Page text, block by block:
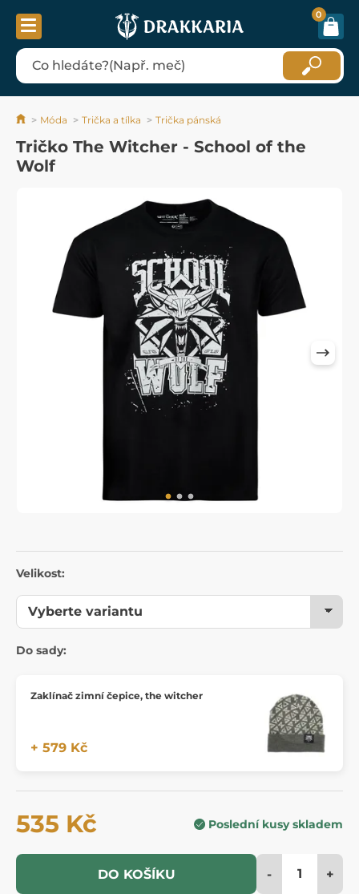
0
Móda Trička a tílka Trička pánská
Tričko The Witcher - School of the
Wolf
Velikost:
Do sady:
Zaklínač zimní čepice, the witcher
+ 579 Kč
535 Kč Poslední kusy skladem
DO KOŠÍKU - +